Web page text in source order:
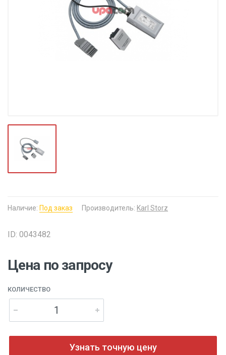
Наличие: Под заказ Производитель: Karl Storz
ID: 0043482
Цена по запросу
КОЛИЧЕСТВО
Узнать точную цену